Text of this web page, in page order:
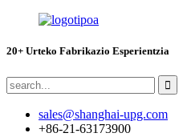
20+ Urteko Fabrikazio Esperientzia
sales@shanghai-upg.com
+86-21-63173900